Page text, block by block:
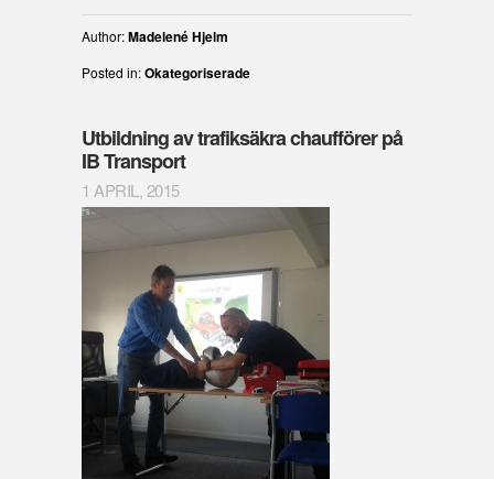
Author:Madelené Hjelm
Posted in:Okategoriserade
Utbildning av trafiksäkra chaufförer på
IB Transport
1 APRIL, 2015